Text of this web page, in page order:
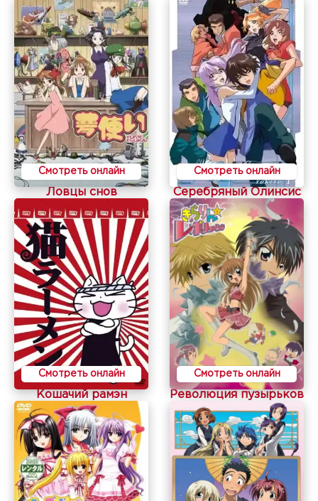
Смотреть онлайн
Ловцы снов
Смотреть онлайн
Серебряный Олинсис
Смотреть онлайн
Кошачий рамэн
Смотреть онлайн
Революция пузырьков